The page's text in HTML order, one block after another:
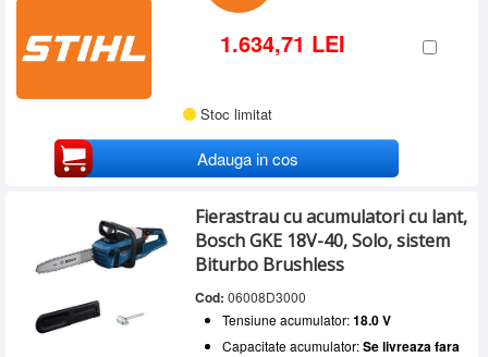
1.634,71 LEI
Stoc limitat
Adauga in cos
Fierastrau cu acumulatori cu lant,
Bosch GKE 18V-40, Solo, sistem
Biturbo Brushless
Cod: 06008D3000
Tensiune acumulator:18.0 V
Capacitate acumulator:Se livreaza fara